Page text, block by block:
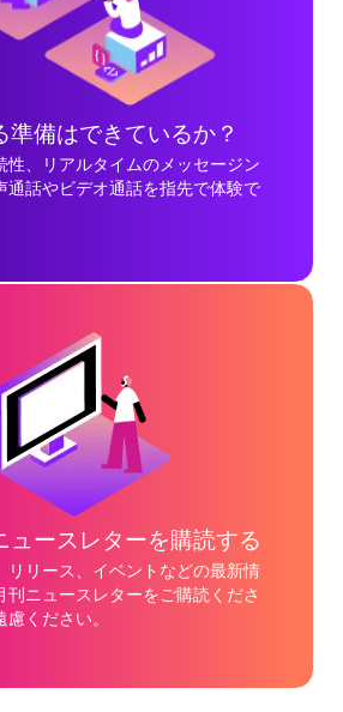
準備はできているか？
性、リアルタイムのメッセージン
通話やビデオ通話を指先で体験で
ュースレターを購読する
リリース、イベントなどの最新情
刊ニュースレターをご購読くださ
ください。